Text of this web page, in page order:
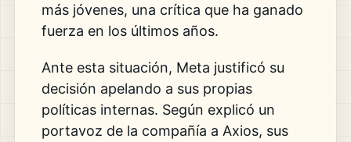
más jóvenes, una crítica que ha ganado
fuerza en los últimos años.
Ante esta situación, Meta justificó su
decisión apelando a sus propias
políticas internas. Según explicó un
portavoz de la compañía a Axios, sus